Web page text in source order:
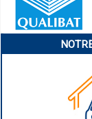
Charleville-Mézières
Pamiers
Narbonne